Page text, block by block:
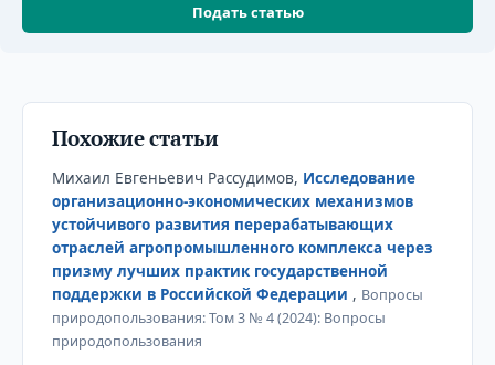
Подать статью
Похожие статьи
Михаил Евгеньевич Рассудимов, Исследование
организационно-экономических механизмов
устойчивого развития перерабатывающих
отраслей агропромышленного комплекса через
призму лучших практик государственной
поддержки в Российской Федерации , Вопросы
природопользования: Том 3 № 4 (2024): Вопросы
природопользования